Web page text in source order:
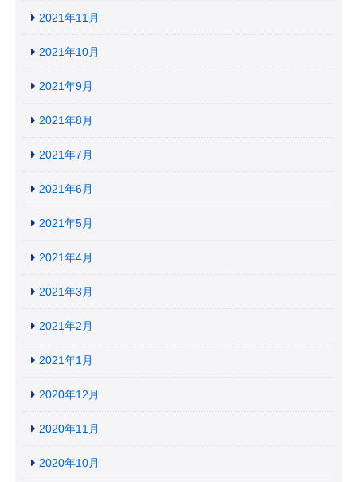
2021年11月
2021年10月
2021年9月
2021年8月
2021年7月
2021年6月
2021年5月
2021年4月
2021年3月
2021年2月
2021年1月
2020年12月
2020年11月
2020年10月